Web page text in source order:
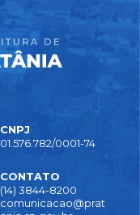
CONTATO
(14) 3844-8200
comunicacao@prat
CNPJ
01.576.782/0001-74